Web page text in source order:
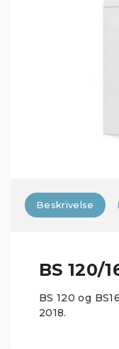
Beskrivelse
BS 120/
BS 120 og
2018.